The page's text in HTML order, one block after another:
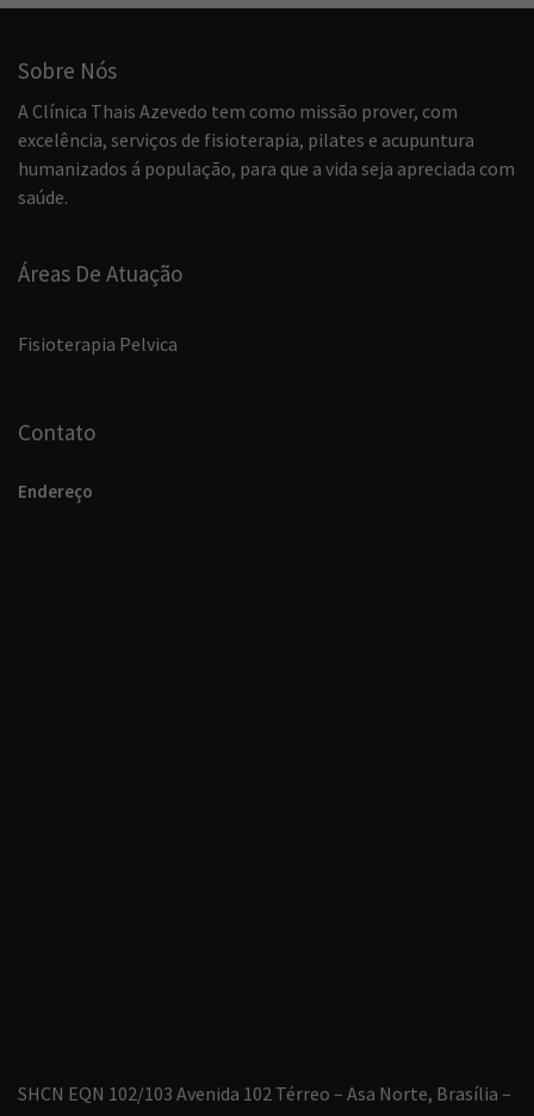
Sobre Nós
A Clínica Thais Azevedo tem como missão prover, com
excelência, serviços de fisioterapia, pilates e acupuntura
humanizados á população, para que a vida seja apreciada com
saúde.
Áreas De Atuação
Fisioterapia Pelvica
Contato
Endereço
SHCN EQN 102/103 Avenida 102 Térreo – Asa Norte, Brasília –